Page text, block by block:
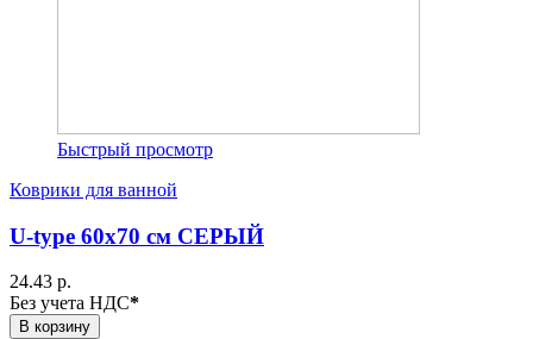
Быстрый просмотр
Коврики для ванной
U-type 60х70 см СЕРЫЙ
24.43 р.
Без учета НДС*
В корзину